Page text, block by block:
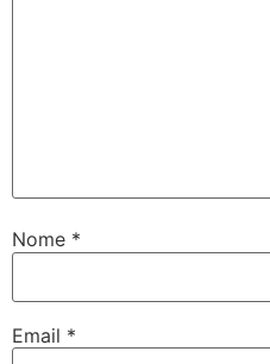
Nome *
Email *